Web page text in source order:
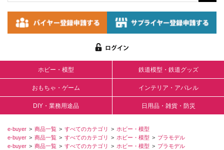
ホビー・模型 鉄道模型・鉄道グッズ
おもちゃ・ゲーム インテリア・アパレル
DIY・業務用途品 日用品・雑貨・防災
e-buyer 商品一覧 すべてのカテゴリ
ホビー・模型
e-buyer
商品一覧 すべてのカテゴリ ホビー・模型
プラモデル
e-buyer
商品一覧 すべてのカテゴリ ホビー・模型
プラモデル